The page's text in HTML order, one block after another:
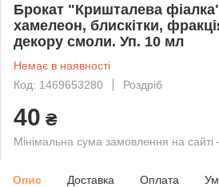
Брокат "Кришталева
хамелеон, блискітки,
декору смоли. Уп. 10 мл
Немає в наявності
Код: 1469653280
Роздріб
40 ₴
Мінімальна сума замовлення на
Опис Доставка Оплата